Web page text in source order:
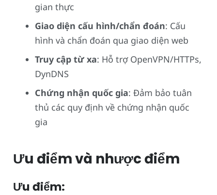
gian thực
Giao diện cấu hình/chẩn đoán: Cấu
hình và chẩn đoán qua giao diện web
Truy cập từ xa: Hỗ trợ OpenVPN/HTTPs,
DynDNS
Chứng nhận quốc gia: Đảm bảo tuân
thủ các quy định về chứng nhận quốc
gia
Ưu điểm và nhược điểm
Ưu điểm: